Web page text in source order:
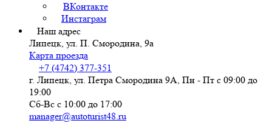
ВКонтакте
Инстаграм
Наш адрес
Липецк, ул. П. Смородина, 9а
Карта проезда
+7 (4742) 377-351
г. Липецк, ул. Петра Смородина 9А, Пн - Пт с 09:00 до
19:00
Сб-Вс с 10:00 до 17:00
manager@autoturist48.ru